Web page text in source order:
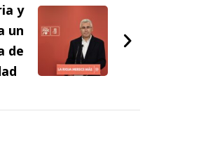
y
un
de